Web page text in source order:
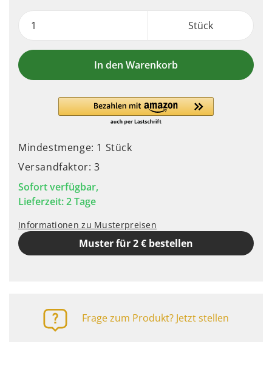
Stück
In den Warenkorb
Mindestmenge: 1 Stück
Versandfaktor: 3
Sofort verfügbar,
Lieferzeit: 2 Tage
Informationen zu Musterpreisen
Muster für 2 € bestellen
Frage zum Produkt? Jetzt stellen